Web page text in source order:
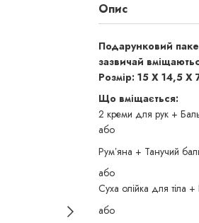
Опис
Подарунковий
зазвичай
Розмір: 15 Х 14,5 Х
Що вміщається:
2 креми для рук +
або
Румʼяна + Танучий
або
Суха олійка для тіла
або